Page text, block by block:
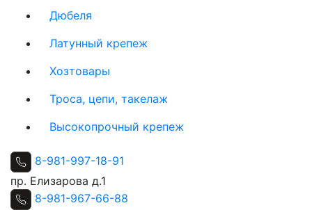
Дюбеля
Латунный крепеж
Хозтовары
Троса, цепи, такелаж
Высокопрочный крепеж
8-981-997-18-91
пр. Елизарова д.1
8-981-967-66-88